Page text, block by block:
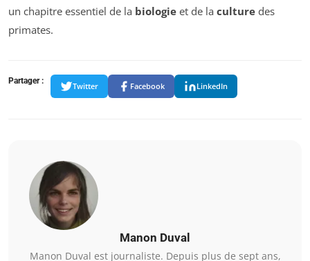
un chapitre essentiel de la biologie et de la culture des
primates.
Partager :
Twitter Facebook LinkedIn
Manon Duval
Manon Duval est journaliste. Depuis plus de sept ans,